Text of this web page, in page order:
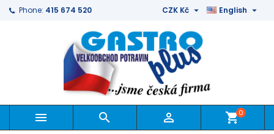
Phone: 415 674 520 English 
CZK Kč 
   shopping_cart0